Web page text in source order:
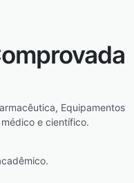
Equipamentos
e científico.